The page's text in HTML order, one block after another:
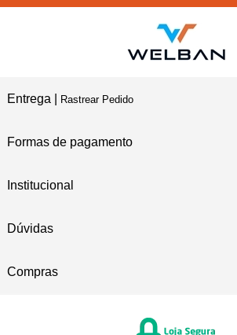
Entrega | Rastrear Pedido
Formas de pagamento
Institucional
Dúvidas
Compras